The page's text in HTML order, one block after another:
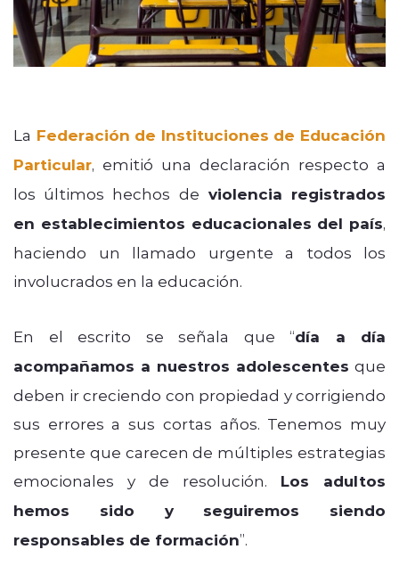
La Federación de Instituciones de Educación
Particular, emitió una declaración respecto a
los últimos hechos de violencia registrados
en establecimientos educacionales del país,
haciendo un llamado urgente a todos los
involucrados en la educación.
En el escrito se señala que “día a día
acompañamos a nuestros adolescentes que
deben ir creciendo con propiedad y corrigiendo
sus errores a sus cortas años. Tenemos muy
presente que carecen de múltiples estrategias
emocionales y de resolución. Los adultos
hemos sido y seguiremos siendo
responsables de formación”.